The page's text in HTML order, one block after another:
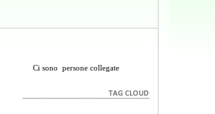
Ci sono persone collegate